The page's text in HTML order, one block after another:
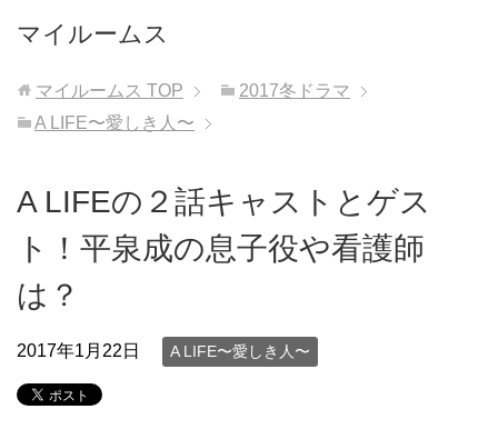
マイルームス
マイルームス TOP
2017冬ドラマ
A LIFE〜愛しき人〜
A LIFEの２話キャストとゲス
ト！平泉成の息子役や看護師
は？
2017年1月22日 A LIFE〜愛しき人〜